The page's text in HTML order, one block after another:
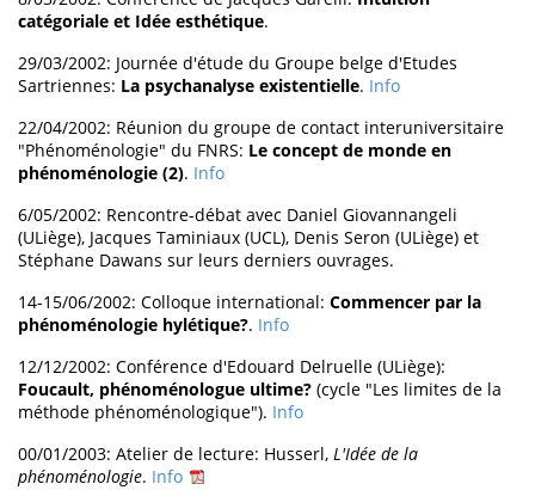
catégoriale et Idée esthétique.
29/03/2002: Journée d'étude du Groupe belge d'Etudes
Sartriennes: La psychanalyse existentielle. Info
22/04/2002: Réunion du groupe de contact interuniversitaire
"Phénoménologie" du FNRS: Le concept de monde en
phénoménologie (2). Info
6/05/2002: Rencontre-débat avec Daniel Giovannangeli
(ULiège), Jacques Taminiaux (UCL), Denis Seron (ULiège) et
Stéphane Dawans sur leurs derniers ouvrages.
14-15/06/2002: Colloque international: Commencer par la
phénoménologie hylétique?. Info
12/12/2002: Conférence d'Edouard Delruelle (ULiège):
Foucault, phénoménologue ultime? (cycle "Les limites de la
méthode phénoménologique"). Info
00/01/2003: Atelier de lecture: Husserl, L'Idée de la
phénoménologie. Info